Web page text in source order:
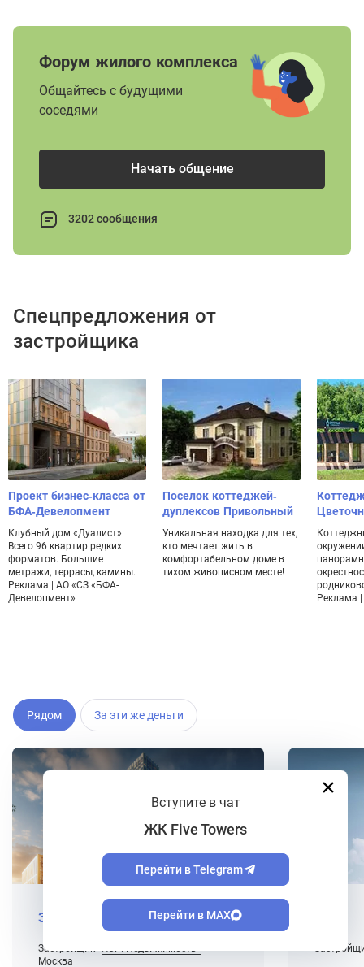
Форум жилого комплекса
Общайтесь с будущими
соседями
Начать общение
3202 сообщения
Спецпредложения от
застройщика
Проект бизнес-класса от
БФА-Девелопмент
Клубный дом «Дуалист».
Всего 96 квартир редких
форматов. Большие
метражи, террасы, камины.
Реклама | АО «СЗ «БФА-
Девелопмент»
Поселок коттеджей-
дуплексов Привольный
Уникальная находка для тех,
кто мечтает жить в
комфортабельном доме в
тихом живописном месте!
Реклама
Рядом За эти же деньги
Зиларт
Застройщик
Москва
Вступите в чат
ЖК Five Towers
Перейти в Telegram
Перейти в MAX